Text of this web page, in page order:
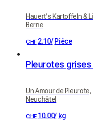
Hauert's Kartoffeln &
Berne
CHF 2.10/ Pièce
Pleurotes grises
Un Amour de Pleurote,
Neuchâtel
CHF 10.00/ kg